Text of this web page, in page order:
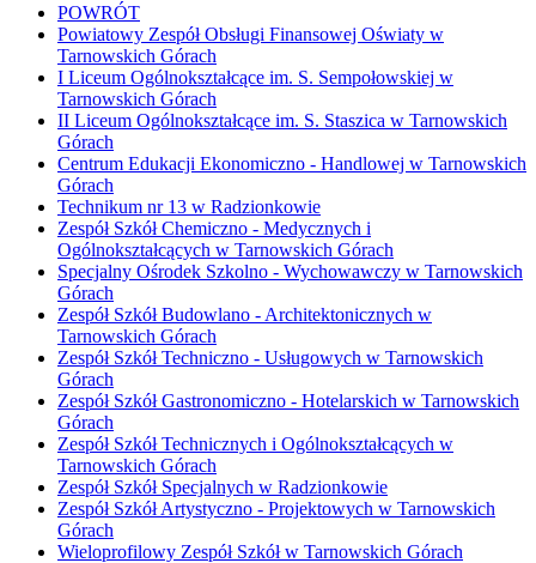
POWRÓT
Powiatowy Zespół Obsługi Finansowej Oświaty w
Tarnowskich Górach
I Liceum Ogólnokształcące im. S. Sempołowskiej w
Tarnowskich Górach
II Liceum Ogólnokształcące im. S. Staszica w Tarnowskich
Górach
Centrum Edukacji Ekonomiczno - Handlowej w Tarnowskich
Górach
Technikum nr 13 w Radzionkowie
Zespół Szkół Chemiczno - Medycznych i
Ogólnokształcących w Tarnowskich Górach
Specjalny Ośrodek Szkolno - Wychowawczy w Tarnowskich
Górach
Zespół Szkół Budowlano - Architektonicznych w
Tarnowskich Górach
Zespół Szkół Techniczno - Usługowych w Tarnowskich
Górach
Zespół Szkół Gastronomiczno - Hotelarskich w Tarnowskich
Górach
Zespół Szkół Technicznych i Ogólnokształcących w
Tarnowskich Górach
Zespół Szkół Specjalnych w Radzionkowie
Zespół Szkół Artystyczno - Projektowych w Tarnowskich
Górach
Wieloprofilowy Zespół Szkół w Tarnowskich Górach